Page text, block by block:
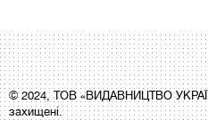
© 2024, ТОВ «ВИДАВНИЦТВО
захищені.